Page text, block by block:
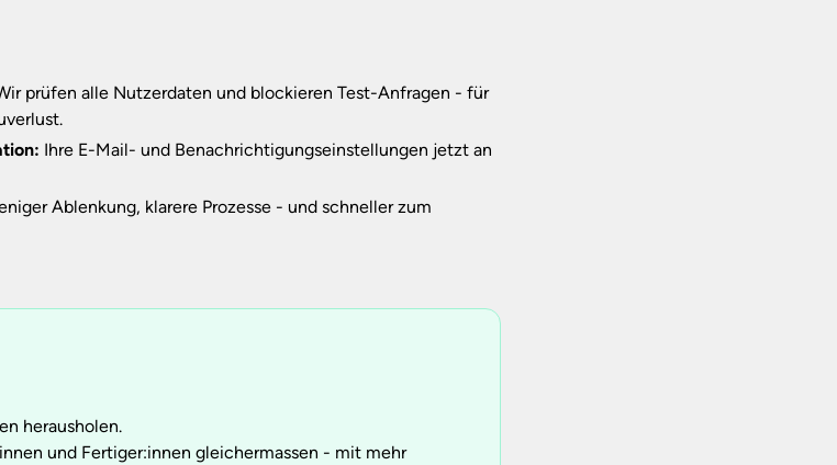
prüfen alle Nutzerdaten und blockieren Test-Anfragen - für
Ihre E-Mail- und Benachrichtigungseinstellungen jetzt an
Ablenkung, klarere Prozesse - und schneller zum
herausholen.
und Fertiger:innen gleichermassen - mit mehr